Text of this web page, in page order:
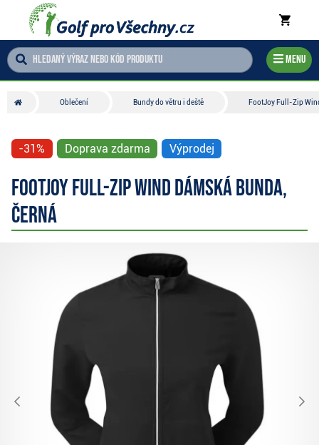
Menu
Oblečení Bundy do větru i deště FootJoy Full-Zip
-31% Doprava zdarma Výprodej
FootJoy Full-Zip Wind dámská bunda,
černá